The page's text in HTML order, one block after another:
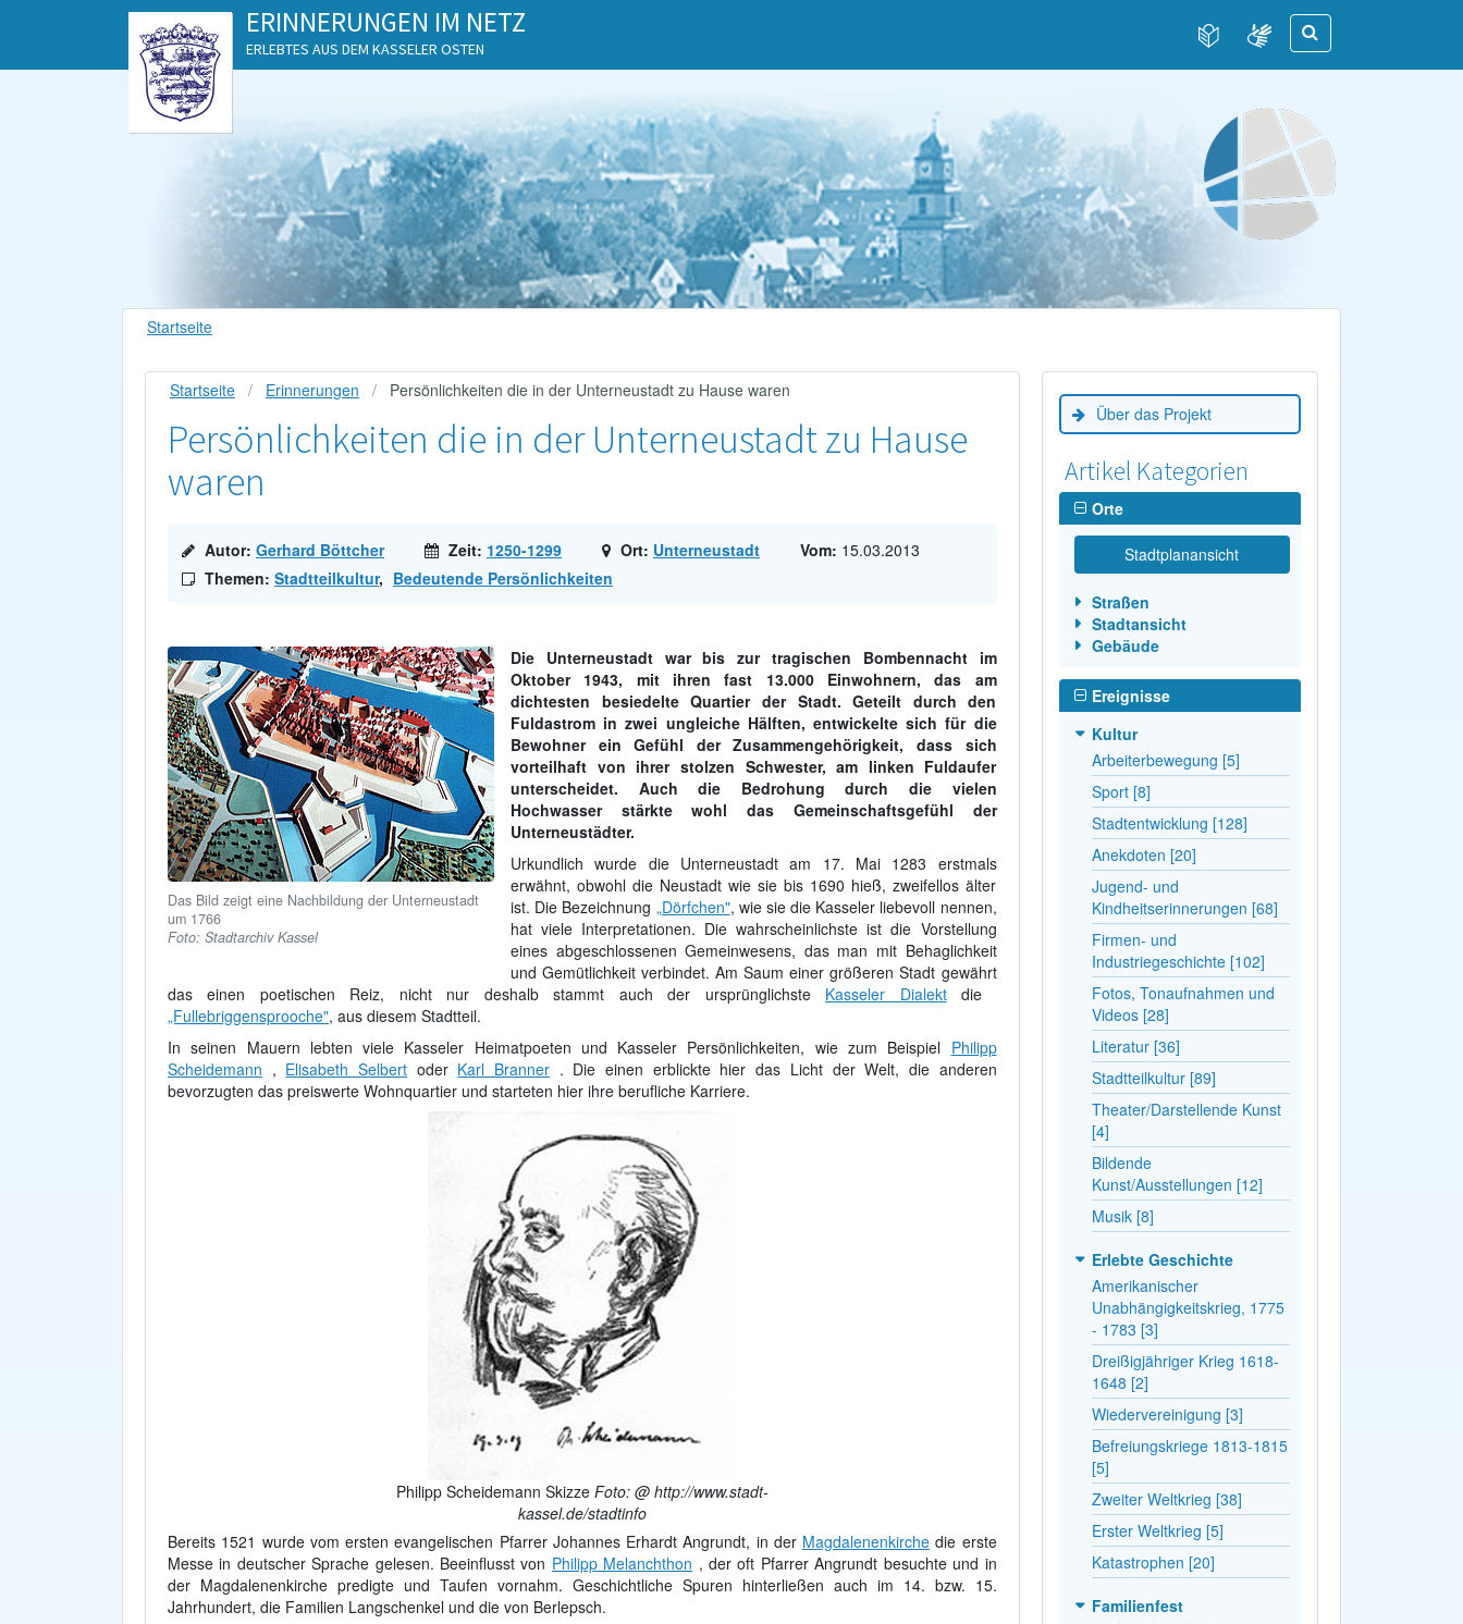
ERINNERUNGEN IM NETZ
ERLEBTES AUS DEM KASSELER OSTEN
Startseite
Startseite Erinnerungen Persönlichkeiten die in der Unterneustadt zu Hause waren
Persönlichkeiten die in der Unterneustadt zu Hause
waren
Autor: Gerhard Böttcher Zeit: 1250-1299 Ort: Unterneustadt Vom: 15.03.2013
Themen: Stadtteilkultur, Bedeutende Persönlichkeiten
Das Bild zeigt eine Nachbildung der Unterneustadt
um 1766
Foto: Stadtarchiv Kassel
Die Unterneustadt war bis zur tragischen Bombennacht im
Oktober 1943, mit ihren fast 13.000 Einwohnern, das am
dichtesten besiedelte Quartier der Stadt. Geteilt durch den
Fuldastrom in zwei ungleiche Hälften, entwickelte sich für die
Bewohner ein Gefühl der Zusammengehörigkeit, dass sich
vorteilhaft von ihrer stolzen Schwester, am linken Fuldaufer
unterscheidet. Auch die Bedrohung durch die vielen
Hochwasser stärkte wohl das Gemeinschaftsgefühl der
Unterneustädter.
Urkundlich wurde die Unterneustadt am 17. Mai 1283 erstmals
erwähnt, obwohl die Neustadt wie sie bis 1690 hieß, zweifellos älter
ist. Die Bezeichnung „Dörfchen", wie sie die Kasseler liebevoll nennen,
hat viele Interpretationen. Die wahrscheinlichste ist die Vorstellung
eines abgeschlossenen Gemeinwesens, das man mit Behaglichkeit
und Gemütlichkeit verbindet. Am Saum einer größeren Stadt gewährt
das einen poetischen Reiz, nicht nur deshalb stammt auch der ursprünglichste Kasseler Dialektdie
„Fullebriggensprooche", aus diesem Stadtteil.
In seinen Mauern lebten viele Kasseler Heimatpoeten und Kasseler Persönlichkeiten, wie zum Beispiel Philipp
Scheidemann , Elisabeth Selbert oder Karl Branner . Die einen erblickte hier das Licht der Welt, die anderen
bevorzugten das preiswerte Wohnquartier und starteten hier ihre berufliche Karriere.
Philipp Scheidemann Skizze Foto: @ http://www.stadt-
kassel.de/stadtinfo
Bereits 1521 wurde vom ersten evangelischen Pfarrer Johannes Erhardt Angrundt, in der Magdalenenkirche die erste
Messe in deutscher Sprache gelesen. Beeinflusst von Philipp Melanchthon , der oft Pfarrer Angrundt besuchte und in
der Magdalenenkirche predigte und Taufen vornahm. Geschichtliche Spuren hinterließen auch im 14. bzw. 15.
Jahrhundert, die Familien Langschenkel und die von Berlepsch.
Über das Projekt
Artikel Kategorien
Orte
Stadtplanansicht
Straßen
Stadtansicht
Gebäude
Ereignisse
Kultur
Arbeiterbewegung [5]
Sport [8]
Stadtentwicklung [128]
Anekdoten [20]
Jugend- und
Kindheitserinnerungen [68]
Firmen- und
Industriegeschichte [102]
Fotos, Tonaufnahmen und
Videos [28]
Literatur [36]
Stadtteilkultur [89]
Theater/Darstellende Kunst
[4]
Bildende
Kunst/Ausstellungen [12]
Musik [8]
Erlebte Geschichte
Amerikanischer
Unabhängigkeitskrieg, 1775
- 1783 [3]
Dreißigjähriger Krieg 1618-
1648 [2]
Wiedervereinigung [3]
Befreiungskriege 1813-1815
[5]
Zweiter Weltkrieg [38]
Erster Weltkrieg [5]
Katastrophen [20]
Familienfest